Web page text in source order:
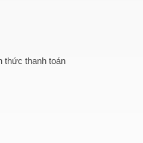
thức thanh toán